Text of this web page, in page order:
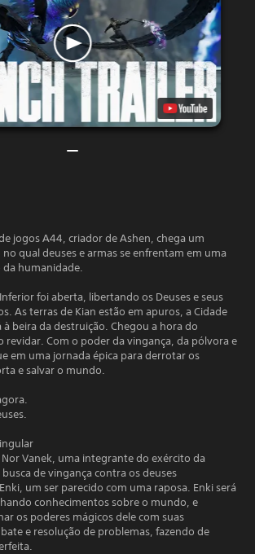
jogos A44, criador de Ashen, chega um
qual deuses e armas se enfrentam em uma
humanidade.
foi aberta, libertando os Deuses e seus
As terras de Kian estão em apuros, a Cidade
beira da destruição. Chegou a hora do
revidar. Com o poder da vingança, da pólvora e
em uma jornada épica para derrotar os
e salvar o mundo.
Vanek, uma integrante do exército da
de vingança contra os deuses
um ser parecido com uma raposa. Enki será
conhecimentos sobre o mundo, e
os poderes mágicos dele com suas
e resolução de problemas, fazendo de